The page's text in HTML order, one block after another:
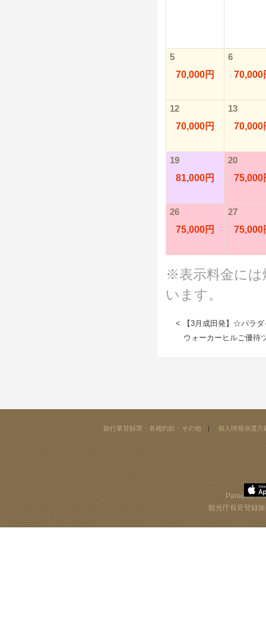
5
70,000円
6
70,000
12
70,000円
13
70,000
19
81,000円
20
75,000
26
75,000円
27
75,000
※表示料金には
います。
< 【3月成田発】☆パラダ
ウォーカーヒルご優待
旅行業登録票・各種約款・その他 個人情報保護方
Paradise
観光庁長官登録